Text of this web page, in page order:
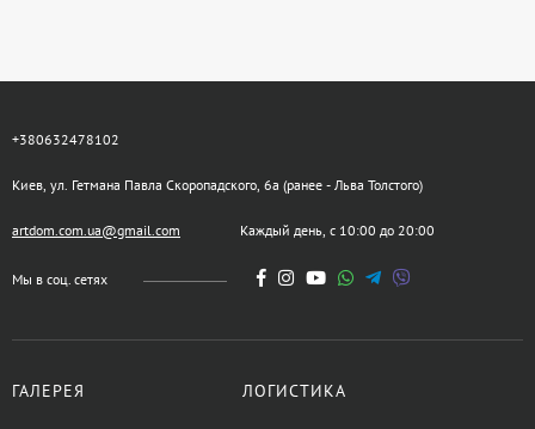
+380632478102
Киев, ул. Гетмана Павла Скоропадского, 6а (ранее - Льва Толстого)
artdom.com.ua@gmail.com Каждый день, с 10:00 до 20:00
Мы в соц. сетях
ГАЛЕРЕЯ ЛОГИСТИКА